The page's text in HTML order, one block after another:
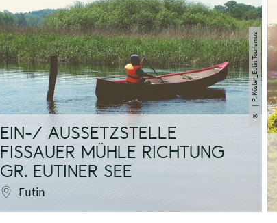
EIN-/ AUSSETZSTELLE
FISSAUER MÜHLE RICHTUNG
GR. EUTINER SEE
Eutin
©
| P. Köster_Eutin Tourismus